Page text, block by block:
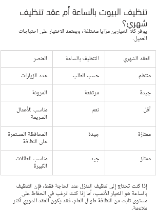
تنظيف البيوت بالساعة أم عقد تنظيف
شهري؟
يوفر كلا الخيارين مزايا مختلفة، ويعتمد الاختيار على احتياجات
العميل.
العنصر التنظيف بالساعة
العقد الشهري
عدد الزيارات
حسب الطلب
منتظم
المرونة
مرتفعة
جيدة
مناسب للأعمال
السريعة
نعم أقل
المحافظة المستمرة
على النظافة
جيدة ممتازة
مناسب للعائلات
الكبيرة
جيد ممتاز
إذا كنت تحتاج إلى تنظيف المنزل عند الحاجة فقط، فإن التنظيف
بالساعة هو الخيار الأنسب، أما إذا كنت ترغب في الحفاظ على
مستوى ثابت من النظافة طوال العام، فقد يكون العقد الدوري أكثر
ملاءمة.